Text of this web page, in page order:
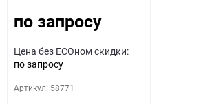
по запросу
Цена без ECOном скидки:
по запросу
Артикул: 58771